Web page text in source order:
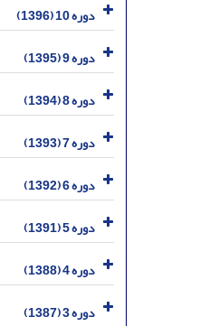
دوره 10 (1396)
دوره 9 (1395)
دوره 8 (1394)
دوره 7 (1393)
دوره 6 (1392)
دوره 5 (1391)
دوره 4 (1388)
دوره 3 (1387)